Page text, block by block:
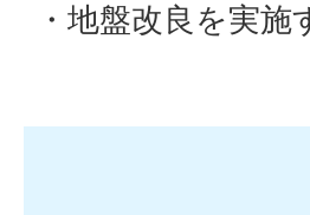
・地盤改良を実